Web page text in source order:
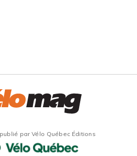
par Vélo Québec Éditions